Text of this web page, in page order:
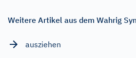
Weitere Artikel aus dem Wahrig
ausziehen